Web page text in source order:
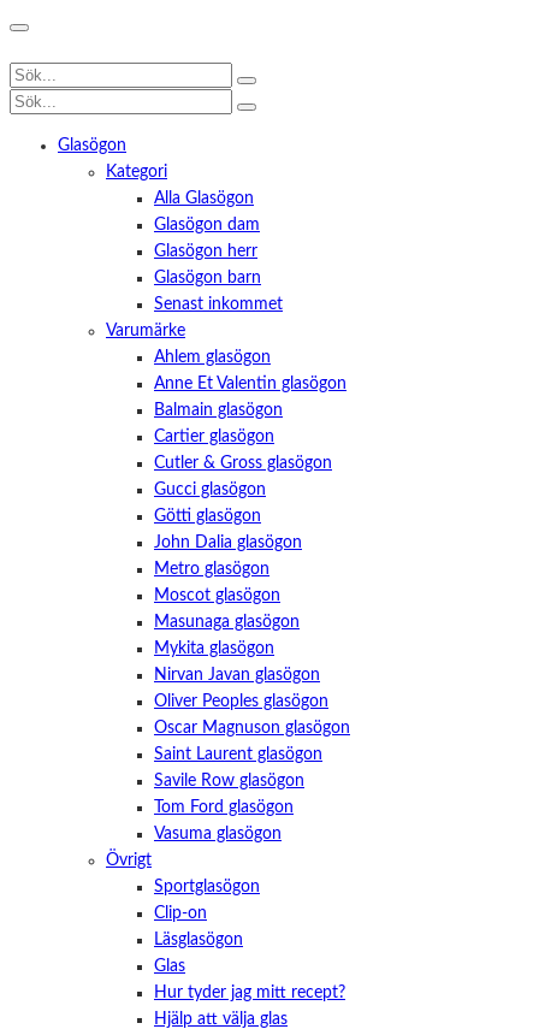
Glasögon
Kategori
Alla Glasögon
Glasögon dam
Glasögon herr
Glasögon barn
Senast inkommet
Varumärke
Ahlem glasögon
Anne Et Valentin glasögon
Balmain glasögon
Cartier glasögon
Cutler & Gross glasögon
Gucci glasögon
Götti glasögon
John Dalia glasögon
Metro glasögon
Moscot glasögon
Masunaga glasögon
Mykita glasögon
Nirvan Javan glasögon
Oliver Peoples glasögon
Oscar Magnuson glasögon
Saint Laurent glasögon
Savile Row glasögon
Tom Ford glasögon
Vasuma glasögon
Övrigt
Sportglasögon
Clip-on
Läsglasögon
Glas
Hur tyder jag mitt recept?
Hjälp att välja glas